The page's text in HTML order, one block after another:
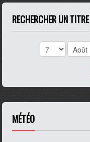
RECHERCHER UN TITRE
MÉTÉO